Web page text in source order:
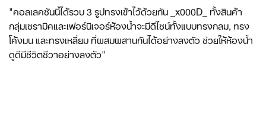
"คอลเลคชันนี้ได้รวบ 3 รูปทรงเข้าไว้ด้วยกัน _x000D_ ทั้งสินค้า
กลุ่มเซรามิคและเฟอร์นิเจอร์ห้องน้ำจะมีดีไซน์ทั้งแบบทรงกลม, ทรง
โค้งมน และทรงเหลี่ยม ที่ผสมผสานกันได้อย่างลงตัว ช่วยให้ห้องน้ำ
ดูดีมีชีวิตชีวาอย่างลงตัว"